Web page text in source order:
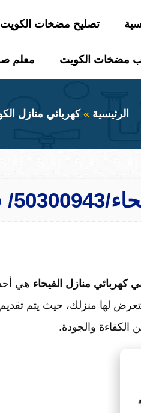
تصليح مضخات الكويت
مضخات الكويت معلم صحي الكويت
الرئيسية كهربائي منازل
الفيحاء
هي
لها منزلك، حيث يتم
والجودة.